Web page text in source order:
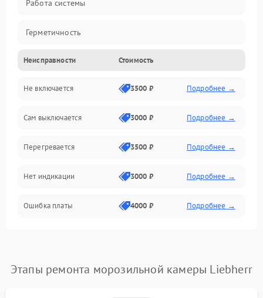
Работа системы
Герметичность
Механика
Неисправности Стоимость
Не включается 3500 ₽ Подробнее →
Сам выключается 3000 ₽ Подробнее →
Перегревается 3500 ₽ Подробнее →
Нет индикации 3000 ₽ Подробнее →
Ошибка платы 4000 ₽ Подробнее →
Этапы ремонта морозильной камеры Liebherr